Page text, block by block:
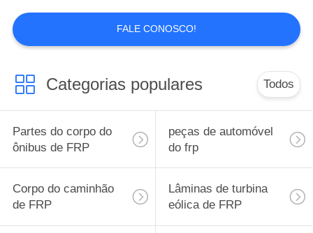
Molde de FRP
40
FALE CONOSCO!
Categorias populares Todos
Partes do corpo do
ônibus de FRP
peças de automóvel
do frp
Corpo do caminhão
de FRP
Lâminas de turbina
eólica de FRP